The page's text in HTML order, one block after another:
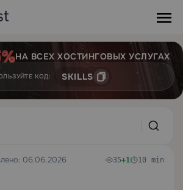
НА ВСЕХ ХОСТИНГОВЫХ УСЛУГАХ
КОД: SKILLS
06.06.2026
35+1 10 min